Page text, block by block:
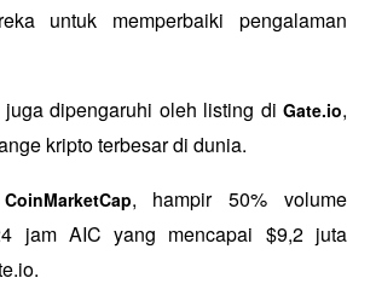
untuk memperbaiki pengalaman
dipengaruhi oleh listing di Gate.io,
kripto terbesar di dunia.
CoinMarketCap, hampir 50% volume
jam AIC yang mencapai $9,2 juta